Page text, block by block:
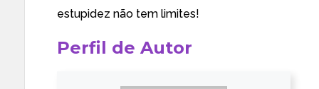
estupidez não tem limites!
Perfil de Autor